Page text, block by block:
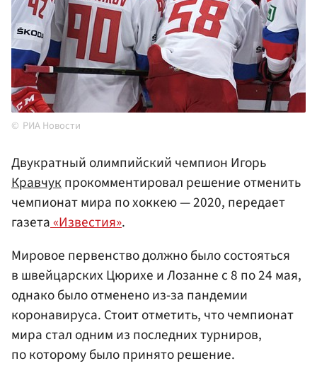
РИА Новости
Двукратный олимпийский чемпион Игорь
Кравчукпрокомментировал решение отменить
чемпионат мира по хоккею — 2020, передает
газета«Известия».
Мировое первенство должно было состояться
в швейцарских Цюрихе и Лозанне с 8 по 24 мая,
однако было отменено из-за пандемии
коронавируса. Стоит отметить, что чемпионат
мира стал одним из последних турниров,
по которому было принято решение.